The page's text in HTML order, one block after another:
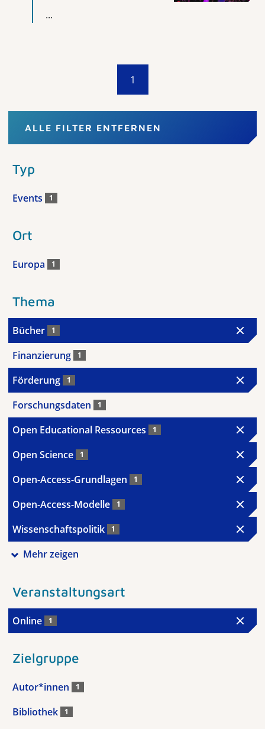
...
1
ALLE FILTER ENTFERNEN
Typ
Events 1
Ort
Europa 1
Thema
Bücher 1
Finanzierung 1
Förderung 1
Forschungsdaten 1
Open Educational Ressources 1
Open Science 1
Open-Access-Grundlagen 1
Open-Access-Modelle 1
Wissenschaftspolitik 1
Mehr zeigen
Veranstaltungsart
Online 1
Zielgruppe
Autor*innen 1
Bibliothek 1